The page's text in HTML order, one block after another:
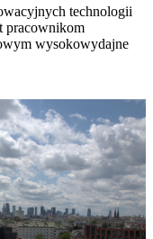
technologii
pracownikom
wysokowydajne